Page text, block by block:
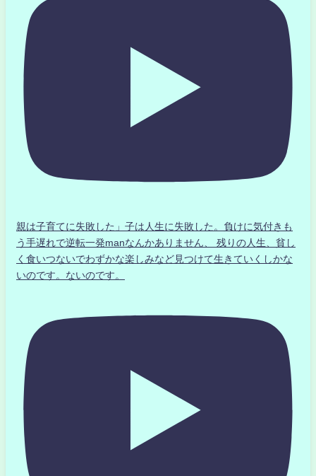
親は子育てに失敗した」子は人生に失敗した。負けに気付きも
う手遅れで逆転一発manなんかありません、 残りの人生、貧し
く食いつないでわずかな楽しみなど見つけて生きていくしかな
いのです。ないのです。